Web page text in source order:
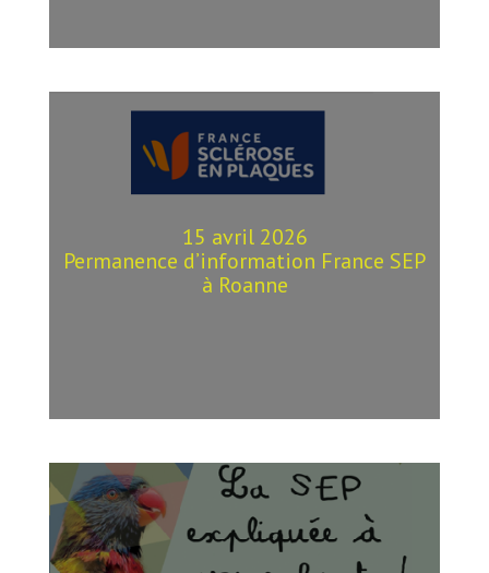
15 avril 2026
Permanence d’information France SEP
à Roanne